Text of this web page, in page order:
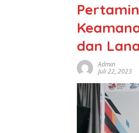
dan
Admin
Juli 22, 2023